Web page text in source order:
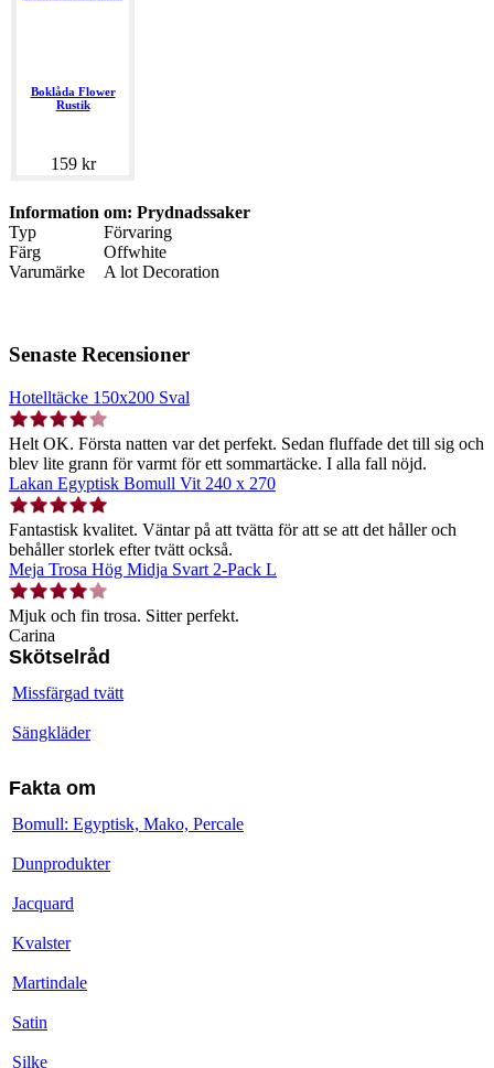
Boklåda Flower
Rustik
159 kr
Information om: Prydnadssaker
Typ
Förvaring
Färg
Offwhite
Varumärke
A lot Decoration
Senaste Recensioner
Hotelltäcke 150x200 Sval
Helt OK. Första natten var det perfekt. Sedan fluffade det till sig och
blev lite grann för varmt för ett sommartäcke. I alla fall nöjd.
Lakan Egyptisk Bomull Vit 240 x 270
Fantastisk kvalitet. Väntar på att tvätta för att se att det håller och
behåller storlek efter tvätt också.
Meja Trosa Hög Midja Svart 2-Pack L
Mjuk och fin trosa. Sitter perfekt.
Carina
Skötselråd
Missfärgad tvätt
Sängkläder
Fakta om
Bomull: Egyptisk, Mako, Percale
Dunprodukter
Jacquard
Kvalster
Martindale
Satin
Silke